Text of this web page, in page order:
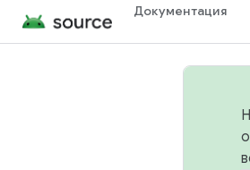
Документация